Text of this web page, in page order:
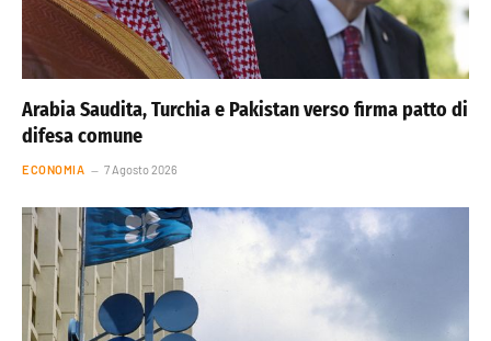
Arabia Saudita, Turchia e Pakistan verso firma patto di
difesa comune
ECONOMIA 7 Agosto 2026